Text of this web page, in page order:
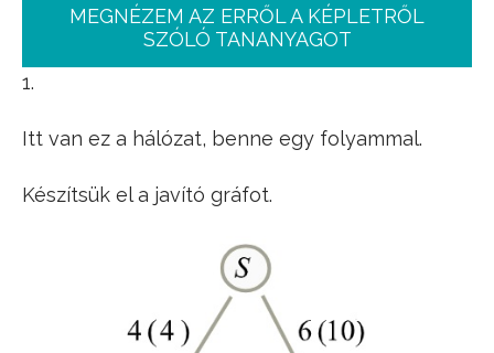
MEGNÉZEM AZ ERRŐL A KÉPLETRŐL
SZÓLÓ TANANYAGOT
1.
Itt van ez a hálózat, benne egy folyammal.
Készítsük el a javító gráfot.